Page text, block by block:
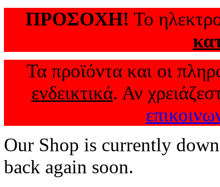
ΠΡΟΣΟΧΗ! Το
Τα προϊόντα και οι
ενδεικτικά. Αν
Our Shop is currently
back again soon.